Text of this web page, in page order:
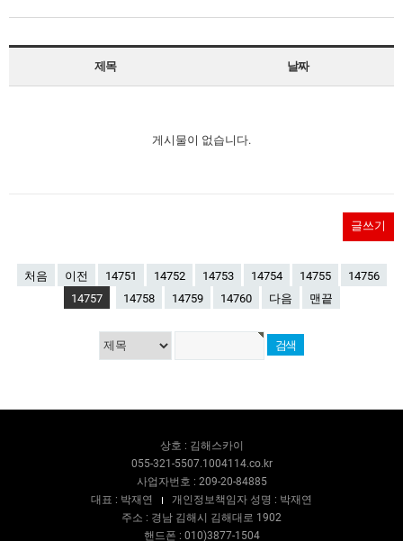
제목 날짜
게시물이 없습니다.
글쓰기
처음 이전 14751 14752 14753 14754 14755
14756
14757
14758 14759 14760 다음 맨끝
상호 : 김해스카이
055-321-5507.1004114.co.kr
사업자번호 : 209-20-84885
대표 : 박재연
개인정보책임자 성명 : 박재연
주소 : 경남 김해시 김해대로 1902
핸드폰 : 010)3877-1504